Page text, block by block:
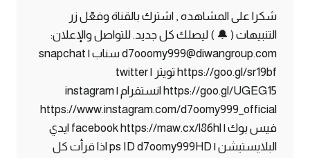
شكرا على المشاهده , اشترك بالقناة وفعّل زر
التنبيهات ( 🔔 ) ليصلك كل جديد. للتواصل والإعلان:
d7ooomy999@diwangroup.com سناب | snapchat
https://goo.gl/sr19bf تويتر | twitter
https://goo.gl/UGEG15 انستقرام | instagram
https://www.instagram.com/d7oomy999_official
فيس بوك | facebook https://maw.cx/l86hl ايدي
البلايستيشن | ps ID d7oomy999HD اذا قرأت كل